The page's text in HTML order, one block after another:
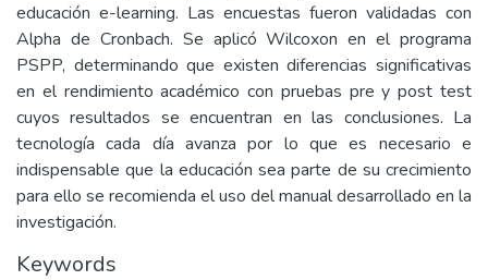
educación e-learning. Las encuestas fueron validadas con
Alpha de Cronbach. Se aplicó Wilcoxon en el programa
PSPP, determinando que existen diferencias significativas
en el rendimiento académico con pruebas pre y post test
cuyos resultados se encuentran en las conclusiones. La
tecnología cada día avanza por lo que es necesario e
indispensable que la educación sea parte de su crecimiento
para ello se recomienda el uso del manual desarrollado en la
investigación.
Keywords